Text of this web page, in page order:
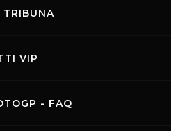
VIP
- FAQ
All Rights Reserved | Web project